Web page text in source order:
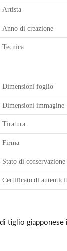
Artista
Anno di creazione
Tecnica
Dimensioni foglio
Dimensioni immagine
Tiratura
Firma
Stato di conservazione
Certificato di
tiglio